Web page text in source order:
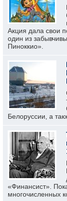
Акция дала свои
один из
Пиноккио».
Белоруссии, а
«Финансист».
многочисленных